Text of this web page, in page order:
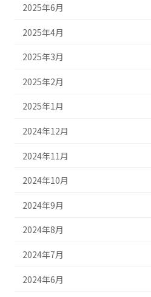
2025年6月
2025年4月
2025年3月
2025年2月
2025年1月
2024年12月
2024年11月
2024年10月
2024年9月
2024年8月
2024年7月
2024年6月